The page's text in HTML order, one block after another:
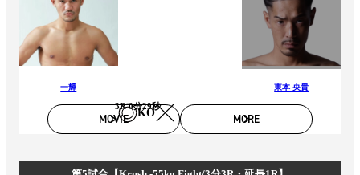
一輝
KO
3R 0分29秒
東本 央貴
MOVIE MORE